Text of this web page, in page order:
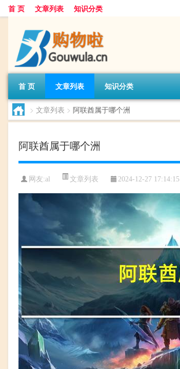
首 页 文章列表 知识分类
首 页 文章列表 知识分类
> 文章列表 > 阿联酋属于哪个洲
阿联酋属于哪个洲
网友:al 文章列表 2024-12-27 17:14:15